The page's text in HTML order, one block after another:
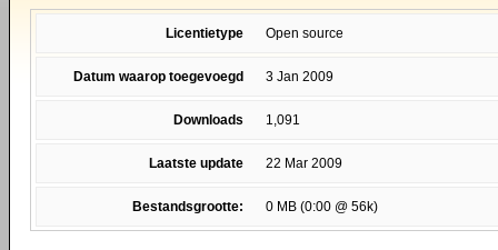
Licentietype Open source
Datum waarop toegevoegd 3 Jan 2009
Downloads 1,091
Laatste update 22 Mar 2009
Bestandsgrootte: 0 MB (0:00 @ 56k)